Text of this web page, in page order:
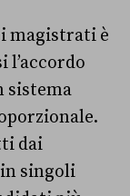
magistrati è
sistema
dai
singoli